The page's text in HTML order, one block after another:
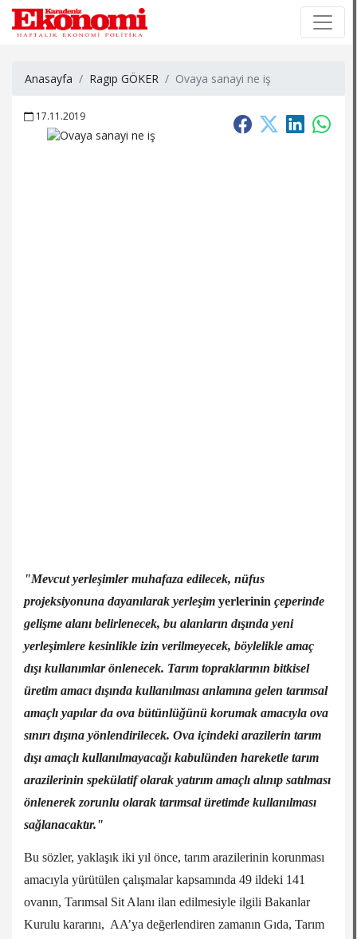
Anasayfa Ragıp GÖKER Ovaya sanayi ne iş
17.11.2019
"Mevcut yerleşimler muhafaza edilecek, nüfus
projeksiyonuna dayanılarak yerleşim yerlerinin çeperinde
gelişme alanı belirlenecek, bu alanların dışında yeni
yerleşimlere kesinlikle izin verilmeyecek, böylelikle amaç
dışı kullanımlar önlenecek. Tarım topraklarının bitkisel
üretim amacı dışında kullanılması anlamına gelen tarımsal
amaçlı yapılar da ova bütünlüğünü korumak amacıyla ova
sınırı dışına yönlendirilecek. Ova içindeki arazilerin tarım
dışı amaçlı kullanılmayacağı kabulünden hareketle tarım
arazilerinin spekülatif olarak yatırım amaçlı alınıp satılması
önlenerek zorunlu olarak tarımsal üretimde kullanılması
sağlanacaktır."
Bu sözler, yaklaşık iki yıl önce, tarım arazilerinin korunması
amacıyla yürütülen çalışmalar kapsamında 49 ildeki 141
ovanın, Tarımsal Sit Alanı ilan edilmesiyle ilgili Bakanlar
Kurulu kararını, AA’ya değerlendiren zamanın Gıda, Tarım
×
×